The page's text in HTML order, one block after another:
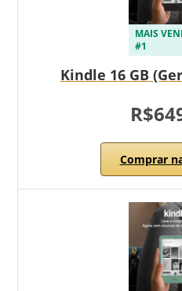
MAIS
#1
Kindle 16 GB
Comprar